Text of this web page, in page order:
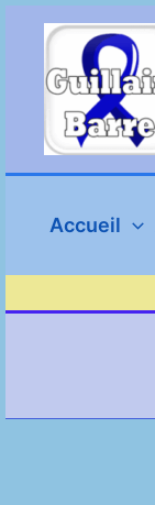
contenu
Accueil